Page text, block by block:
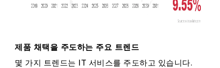
제품 채택을 주도하는 주요 트렌드
몇 가지 트렌드는 IT 서비스를 주도하고 있습니다.